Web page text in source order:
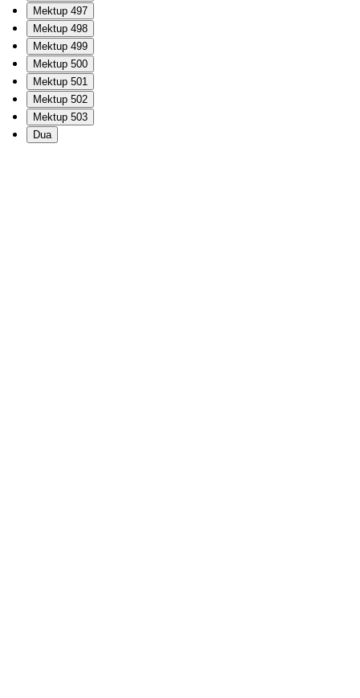
Mektup 497
Mektup 498
Mektup 499
Mektup 500
Mektup 501
Mektup 502
Mektup 503
Dua